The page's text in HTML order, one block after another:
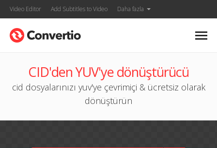
Video Editor Add Subtitles to Video Daha fazla
CID'den YUV'ye dönüştürücü
cid dosyalarınızı yuv'ye çevrimiçi & ücretsiz olarak
dönüştürün